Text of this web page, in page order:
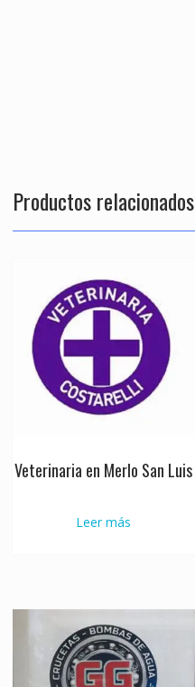
Productos relacionados
Veterinaria en Merlo San Luis
Leer más